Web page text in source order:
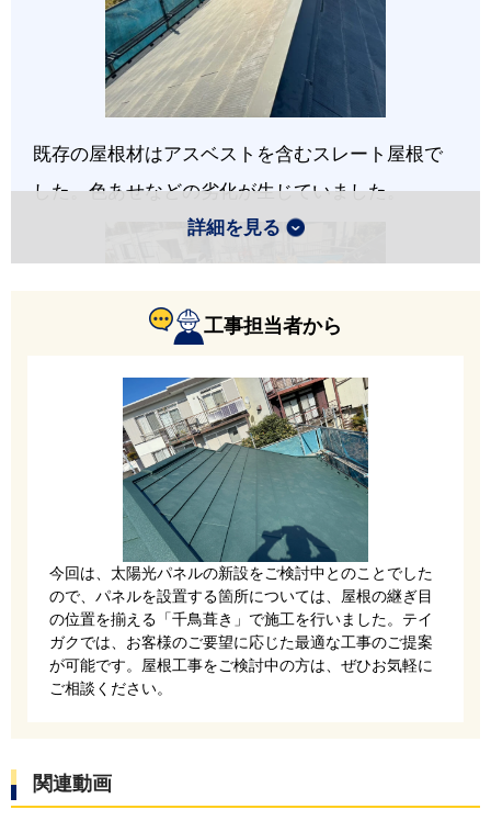
既存の屋根材はアスベストを含むスレート屋根で
した。色あせなどの劣化が生じていました。
防水シートには、耐用年数30年の高耐久タイプで
あるニューライナールーフィングを使用しまし
詳細を見る
工事担当者から
今回は、太陽光パネルの新設をご検討中とのことでした
ので、パネルを設置する箇所については、屋根の継ぎ目
の位置を揃える「千鳥葺き」で施工を行いました。テイ
ガクでは、お客様のご要望に応じた最適な工事のご提案
が可能です。屋根工事をご検討中の方は、ぜひお気軽に
ご相談ください。
関連動画